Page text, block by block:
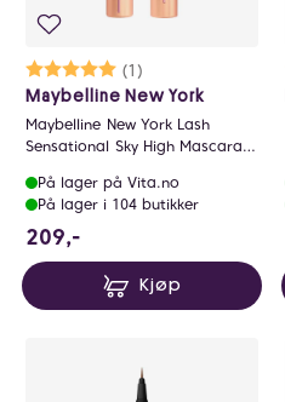
Karakter:
(1)
5.0 av 5 mulige
Maybelline New York
Maybelline New York Lash
Sensational Sky High Mascara
På lager på Vita.no
På lager i 104 butikker
209,-
Kjøp